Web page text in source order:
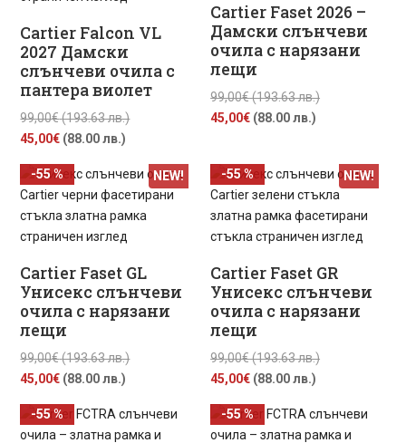
Cartier Falcon VL
2027 Дамски
слънчеви очила с
пантера виолет
99,00€(193.63 лв.)Original
99,00€
(193.63
лв.).
45,00€ (88.00 лв.)
е:
45,00€
(88.00
лв.).
Cartier Faset 2026 –
Дамски слънчеви
очила с нарязани
лещи
99,00€(193.63 лв.)Original
(193.63
лв.).
45,00€ (88.00 лв.)
45,00€
(88.00
лв.).
Cartier Faset GL
Унисекс слънчеви
очила с нарязани
лещи
NEW!
99,00€(193.63 лв.)Original
99,00€
(193.63
45,00€ (88.00 лв.)
е:
45,00€
-55 %
Cartier Faset GR
Унисекс слънчеви
очила с нарязани
лещи
NEW!
99,00€(193.63 лв.)Original
99,00€
(193.63
45,00€ (88.00 лв.)
е:
45,00€
-55 %
-55 % -55 %